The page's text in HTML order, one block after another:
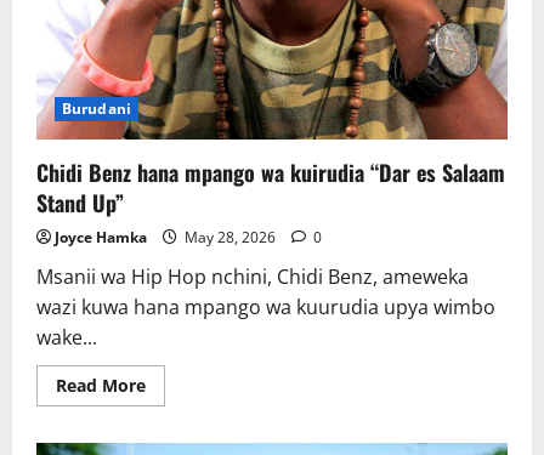
Burudani
Chidi Benz hana mpango wa kuirudia “Dar es Salaam
Stand Up”
Joyce Hamka May 28, 2026 0
Msanii wa Hip Hop nchini, Chidi Benz, ameweka
wazi kuwa hana mpango wa kuurudia upya wimbo
wake...
Read MoreRead
more